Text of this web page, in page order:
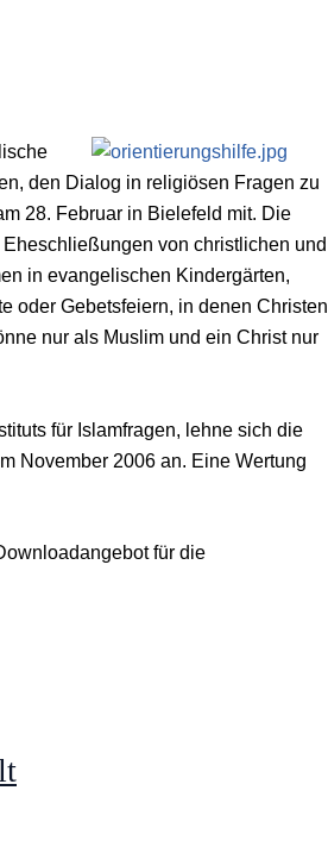
den Dialog in religiösen Fragen zu
28. Februar in Bielefeld mit. Die
von christlichen und
in evangelischen Kindergärten,
oder Gebetsfeiern, in denen Christen
nur als Muslim und ein Christ nur
für Islamfragen, lehne sich die
November 2006 an. Eine Wertung
für die